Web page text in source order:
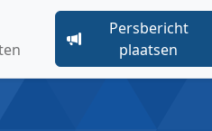
Persbericht
plaatsen